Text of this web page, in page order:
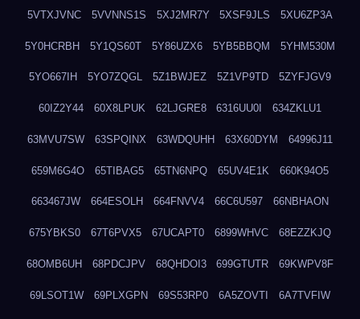
5VTXJVNC 5VVNNS1S 5XJ2MR7Y 5XSF9JLS 5XU6ZP3A
5Y0HCRBH 5Y1QS60T 5Y86UZX6 5YB5BBQM 5YHM530M
5YO667IH 5YO7ZQGL 5Z1BWJEZ 5Z1VP9TD 5ZYFJGV9
60IZ2Y44 60X8LPUK 62LJGRE8 6316UU0I 634ZKLU1
63MVU7SW 63SPQINX 63WDQUHH 63X60DYM 64996J11
659M6G4O 65TIBAG5 65TN6NPQ 65UV4E1K 660K94O5
663467JW 664ESOLH 664FNVV4 66C6U597 66NBHAON
675YBKS0 67T6PVX5 67UCAPT0 6899WHVC 68EZZKJQ
68OMB6UH 68PDCJPV 68QHDOI3 699GTUTR 69KWPV8F
69LSOT1W 69PLXGPN 69S53RP0 6A5ZOVTI 6A7TVFIW